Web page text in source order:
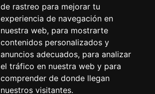
de rastreo para mejorar tu
experiencia de navegación en
nuestra web, para mostrarte
contenidos personalizados y
anuncios adecuados, para analizar
el tráfico en nuestra web y para
comprender de donde llegan
nuestros visitantes.